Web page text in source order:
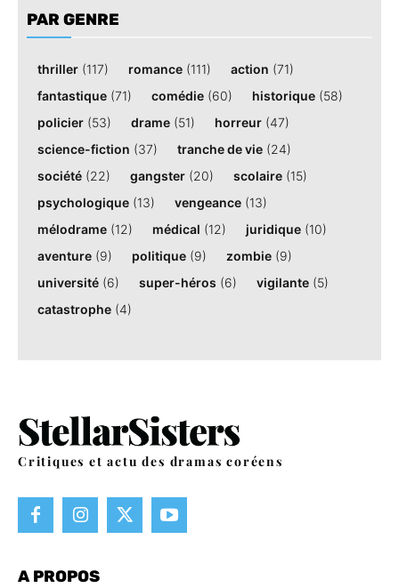
PAR GENRE
thriller (117) romance (111) action (71)
fantastique (71) comédie (60) historique (58)
policier (53) drame (51) horreur (47)
science-fiction (37) tranche de vie (24)
société (22) gangster (20) scolaire (15)
psychologique (13) vengeance (13)
mélodrame (12) médical (12) juridique (10)
aventure (9) politique (9) zombie (9)
université (6) super-héros (6) vigilante (5)
catastrophe (4)
Critiques et actu des dramas coréens
A PROPOS